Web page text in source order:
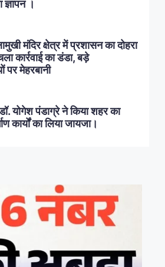
ज्ञापन ।
मंदिर क्षेत्र में प्रशासन का दोहरा
कार्रवाई का डंडा, बड़े
पर मेहरबानी
योगेश पंडाग्रे ने किया शहर का
कार्यों का लिया जायजा।